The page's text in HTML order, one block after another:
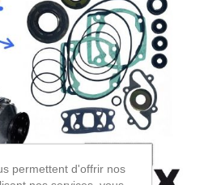
permettent d'offrir nos